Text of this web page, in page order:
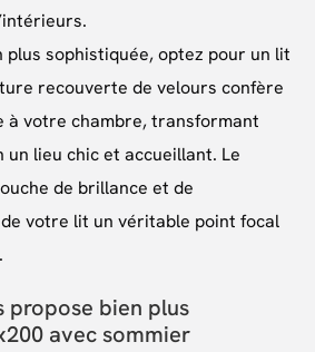
plus sophistiquée, optez pour un lit
recouverte de velours confère
à votre chambre, transformant
lieu chic et accueillant. Le
de brillance et de
votre lit un véritable point focal
propose bien plus
avec sommier